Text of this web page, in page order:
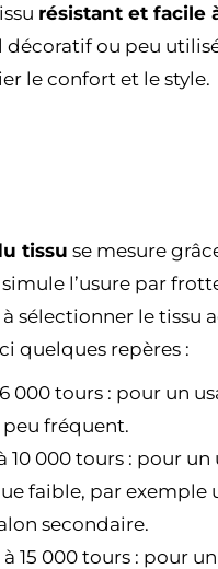
résistant et facile
décoratif ou peu
le confort et le style.
tissu se mesure
l’usure par
sélectionner le tissu
quelques repères :
000 tours : pour un
fréquent.
10 000 tours : pour un
faible, par exemple
secondaire.
à 15 000 tours : pour